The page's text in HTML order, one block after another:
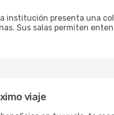
institución presenta una
Sus salas permiten
viaje